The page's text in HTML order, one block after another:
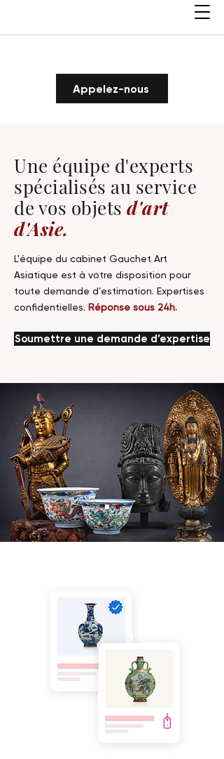
Appelez-nous
Une équipe d'experts
spécialisés au service
de vos objetsd'art
d'Asie.
L'équipe du cabinet Gauchet Art
Asiatique est à votre disposition pour
toute demande d’estimation. Expertises
confidentielles. Réponse sous 24h.
Soumettre une demande d’expertise